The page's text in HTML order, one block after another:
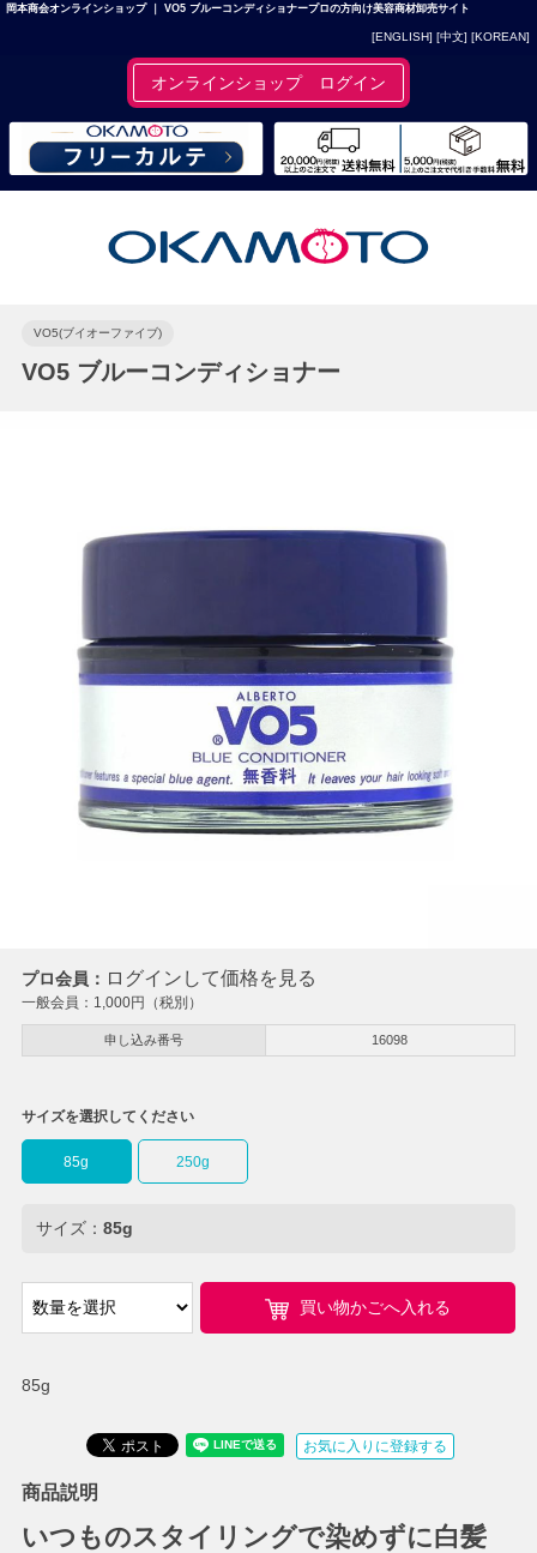
岡本商会オンラインショップ ｜ VO5 ブルーコンディショナープロの方向け美容商材卸売サイト
[ENGLISH] [中文] [KOREAN]
オンラインショップ ログイン
VO5(ブイオーファイブ)
VO5 ブルーコンディショナー
プロ会員： ログインして価格を見る
一般会員： 1,000円（税別）
申し込み番号 16098
85g
サイズを選択してください
85g 250g
サイズ： 85g
買い物かごへ入れる
お気に入りに登録する
商品説明
いつものスタイリングで染めずに白髪